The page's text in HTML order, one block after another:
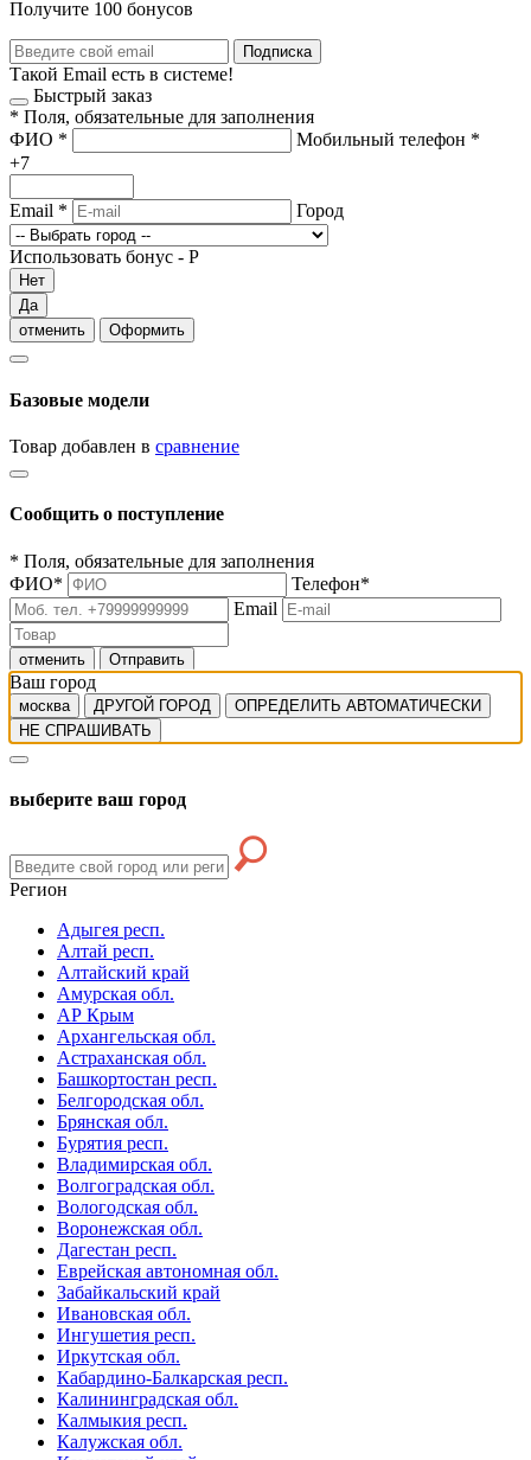
Получите 100 бонусов
Подписка
Такой Email есть в системе!
Быстрый заказ
* Поля, обязательные для заполнения
ФИО * Мобильный телефон *
+7
Email * Город
Использовать бонус - Р
Нет
Да
отменить
Оформить
Базовые модели
Товар добавлен в сравнение
Сообщить о поступление
* Поля, обязательные для заполнения
ФИО* Телефон*
Email
отменить Отправить
Ваш город
москва ДРУГОЙ ГОРОД
ОПРЕДЕЛИТЬ АВТОМАТИЧЕСКИ
НЕ СПРАШИВАТЬ
выберите ваш город
Регион
Адыгея респ.
Алтай респ.
Алтайский край
Амурская обл.
АР Крым
Архангельская обл.
Астраханская обл.
Башкортостан респ.
Белгородская обл.
Брянская обл.
Бурятия респ.
Владимирская обл.
Волгоградская обл.
Вологодская обл.
Воронежская обл.
Дагестан респ.
Еврейская автономная обл.
Забайкальский край
Ивановская обл.
Ингушетия респ.
Иркутская обл.
Кабардино-Балкарская респ.
Калининградская обл.
Калмыкия респ.
Калужская обл.